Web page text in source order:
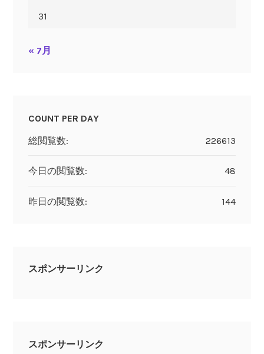
31
« 7月
COUNT PER DAY
226613
総閲覧数:
48
今日の閲覧数:
144
昨日の閲覧数:
スポンサーリンク
スポンサーリンク